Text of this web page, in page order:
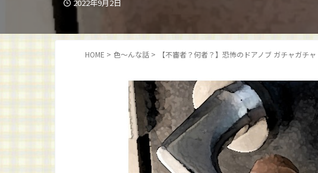
2022年9月2日
HOME > 色～んな話 > 【不審者？何者？】恐怖のドアノブ ガチャガチャ